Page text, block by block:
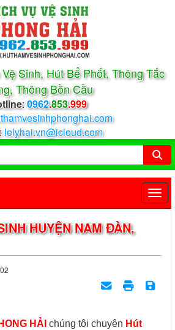
Sinh, Hút Bể Phốt, Thông Tắc
Thông Bồn Cầu
:0962.853.999
lelyhai.vn@icloud.com
HUYỆN NAM ĐÀN,
HẢI chúng tôi chuyên Hút